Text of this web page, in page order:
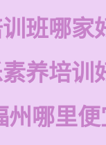
班哪家
养培训
州哪里